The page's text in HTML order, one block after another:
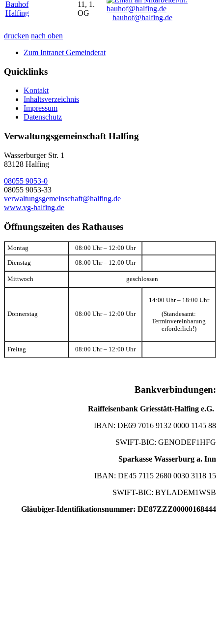
Bauhof
Halfing
11, 1.
OG
bauhof@halfing.de
drucken nach oben
Zum Intranet Gemeinderat
Quicklinks
Kontakt
Inhaltsverzeichnis
Impressum
Datenschutz
Verwaltungsgemeinschaft Halfing
Wasserburger Str. 1
83128 Halfing
08055 9053-0
08055 9053-33
verwaltungsgemeinschaft@halfing.de
www.vg-halfing.de
Öffnungszeiten des Rathauses
Montag 08:00 Uhr – 12:00 Uhr
Dienstag 08:00 Uhr – 12:00 Uhr
Mittwoch geschlossen
Donnerstag 08:00 Uhr – 12:00 Uhr
14:00 Uhr – 18:00 Uhr
(Standesamt:
Terminvereinbarung
erforderlich!)
Freitag 08:00 Uhr – 12:00 Uhr
Bankverbindungen:
Raiffeisenbank Griesstätt-Halfing e.G.
IBAN: DE69 7016 9132 0000 1145 88
SWIFT-BIC: GENODEF1HFG
Sparkasse Wasserburg a. Inn
IBAN: DE45 7115 2680 0030 3118 15
SWIFT-BIC: BYLADEM1WSB
Gläubiger-Identifikationsnummer: DE87ZZZ00000168444